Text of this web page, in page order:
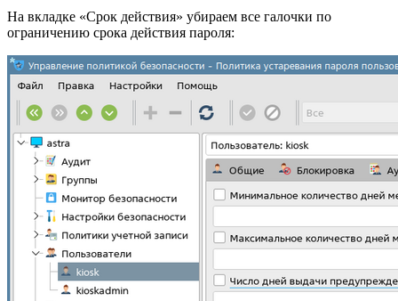
На вкладке «Срок действия» убираем все галочки по
ограничению срока действия пароля: